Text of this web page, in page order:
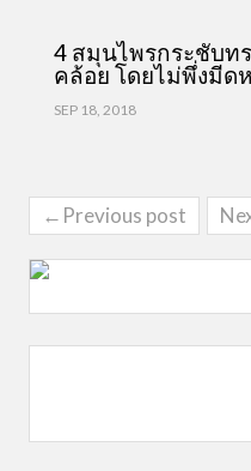
4 สมุนไพรกระชับท
คล้อย โดยไม่พึ่งมีด
SEP 18, 2018
←Previous post